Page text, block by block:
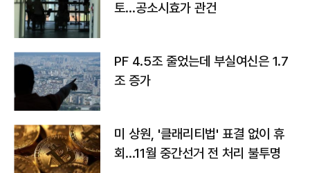
토…공소시효가 관건
PF 4.5조 줄었는데 부실여신은 1.7
조 증가
미 상원, '클래리티법' 표결 없이 휴
회…11월 중간선거 전 처리 불투명